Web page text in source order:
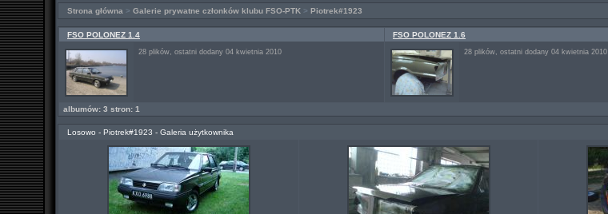
Strona główna > Galerie prywatne członków klubu FSO-PTK > Piotrek#1923
FSO POLONEZ 1.4
28 plików, ostatni dodany 04 kwietnia 2010
FSO POLONEZ 1.6
28 plików, ostatni dodany 04 kwietnia 2010
albumów: 3 stron: 1
Losowo - Piotrek#1923 - Galeria użytkownika